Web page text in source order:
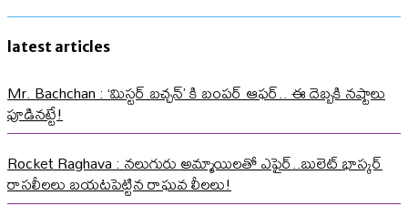
latest articles
Mr. Bachchan : ‘మిస్టర్ బచ్చన్’ కి బంపర్ ఆఫర్.. ఈ దెబ్బకి నష్టాలు
పూడినట్టే!
Rocket Raghava : నలుగురు అమ్మాయిలతో ఎఫైర్..బులెట్ భాస్కర్
రాసలీలలు బయటపెట్టిన రాఘవ లీలలు!